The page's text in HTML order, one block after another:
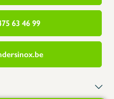
63 46 99